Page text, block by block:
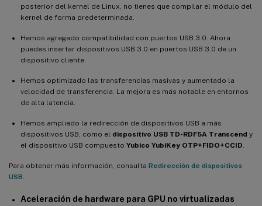
posterior del kernel de Linux, no tienes que compilar el módulo del
kernel de forma predeterminada.
Hemos agregado compatibilidad con puertos USB 3.0. Ahora
puedes insertar dispositivos USB 3.0 en puertos USB 3.0 de un
dispositivo cliente.
Hemos optimizado las transferencias masivas y aumentado la
velocidad de transferencia. La mejora es más notable en entornos
de alta latencia.
Hemos ampliado la redirección de dispositivos USB a más
dispositivos USB, como el dispositivo USB TD-RDF5A Transcend y
el dispositivo USB compuesto Yubico YubiKey OTP+FIDO+CCID
Para obtener más información, consulta Redirección de dispositivos
USB
Aceleración de hardware para GPU no virtualizadas